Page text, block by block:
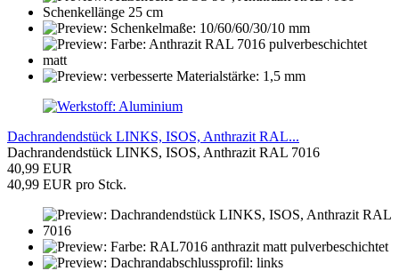
Dachrandendstück LINKS, ISOS, Anthrazit RAL...
Dachrandendstück LINKS, ISOS, Anthrazit RAL 7016
40,99 EUR
40,99 EUR pro Stck.